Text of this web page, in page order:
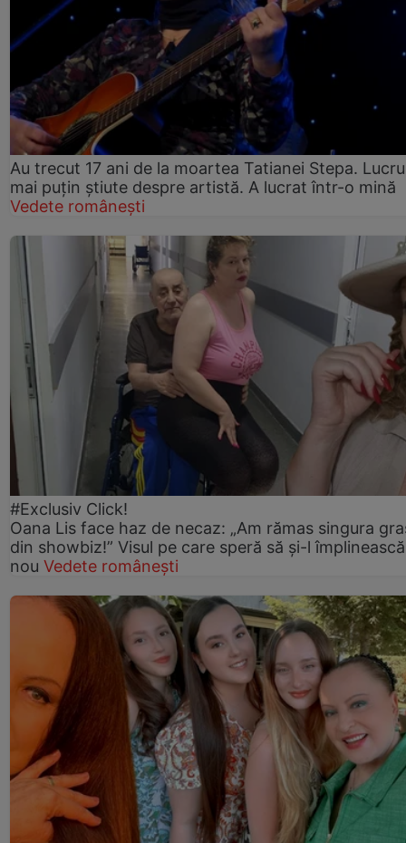
Au trecut 17 ani de la moartea Tatianei Stepa.
mai puțin știute despre artistă. A lucrat într-o mină
Vedete românești
#Exclusiv Click!
Oana Lis face haz de necaz: „Am rămas singura
din showbiz!” Visul pe care speră să și-l
nou Vedete românești